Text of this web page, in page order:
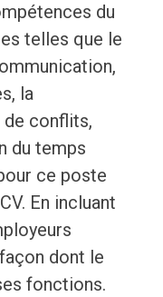
du
telles que le
la
de conflits,
du temps
ce poste
En incluant
dont le
fonctions.